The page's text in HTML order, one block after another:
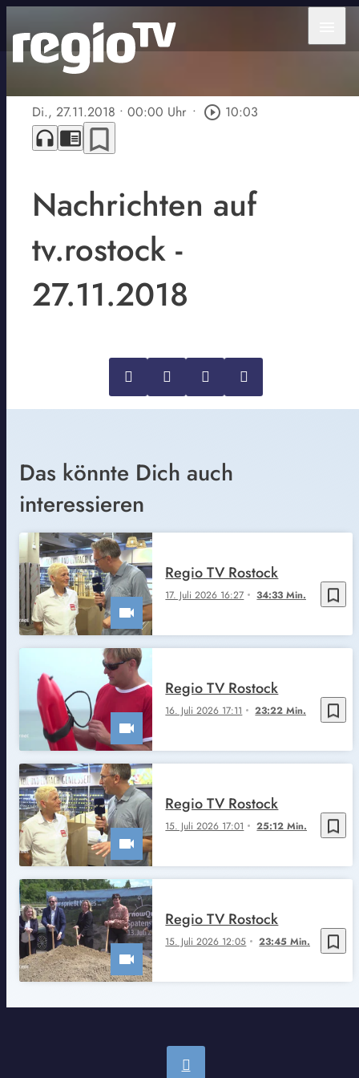
Di., 27.11.2018 • 00:00 Uhr • play_circle_outline 10:03
headphones chrome_reader_mode bookmark_border
Nachrichten auf
tv.rostock -
27.11.2018
Das könnte Dich auch
interessieren
bookmark_border
17. Juli 2026 16:27 34:33 Min.
Regio TV Rostock
bookmark_border
16. Juli 2026 17:11 23:22 Min.
Regio TV Rostock
bookmark_border
15. Juli 2026 17:01 25:12 Min.
Regio TV Rostock
bookmark_border
15. Juli 2026 12:05 23:45 Min.
Regio TV Rostock